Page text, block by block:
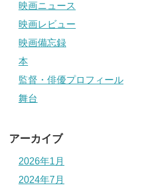
映画ニュース
映画レビュー
映画備忘録
本
監督・俳優プロフィール
舞台
アーカイブ
2026年1月
2024年7月